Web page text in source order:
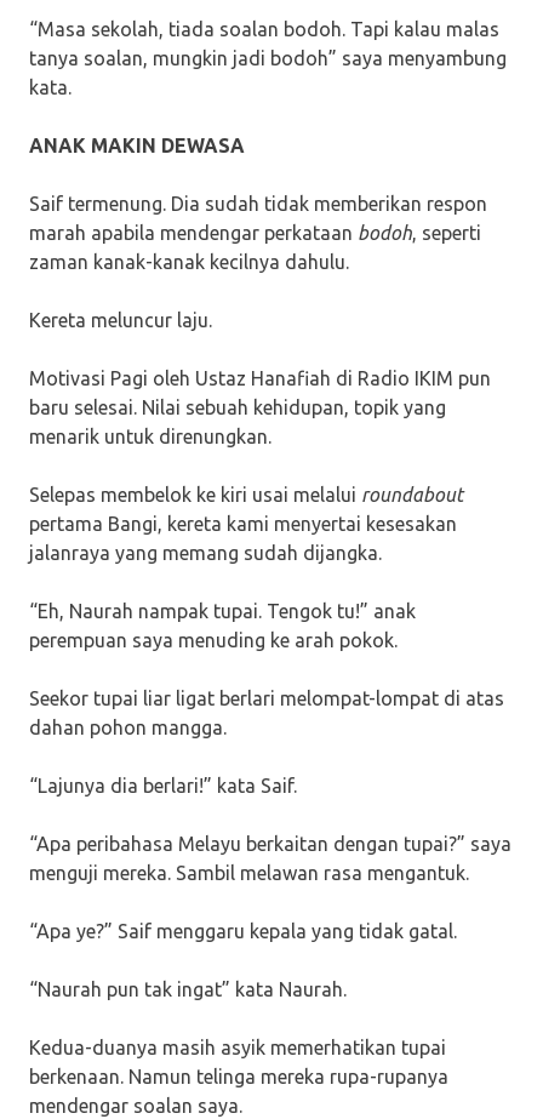
“Masa sekolah, tiada soalan bodoh. Tapi kalau malas
tanya soalan, mungkin jadi bodoh” saya menyambung
kata.
ANAK MAKIN DEWASA
Saif termenung. Dia sudah tidak memberikan respon
marah apabila mendengar perkataan bodoh, seperti
zaman kanak-kanak kecilnya dahulu.
Kereta meluncur laju.
Motivasi Pagi oleh Ustaz Hanafiah di Radio IKIM pun
baru selesai. Nilai sebuah kehidupan, topik yang
menarik untuk direnungkan.
Selepas membelok ke kiri usai melalui roundabout
pertama Bangi, kereta kami menyertai kesesakan
jalanraya yang memang sudah dijangka.
“Eh, Naurah nampak tupai. Tengok tu!” anak
perempuan saya menuding ke arah pokok.
Seekor tupai liar ligat berlari melompat-lompat di atas
dahan pohon mangga.
“Lajunya dia berlari!” kata Saif.
“Apa peribahasa Melayu berkaitan dengan tupai?” saya
menguji mereka. Sambil melawan rasa mengantuk.
“Apa ye?” Saif menggaru kepala yang tidak gatal.
“Naurah pun tak ingat” kata Naurah.
Kedua-duanya masih asyik memerhatikan tupai
berkenaan. Namun telinga mereka rupa-rupanya
mendengar soalan saya.